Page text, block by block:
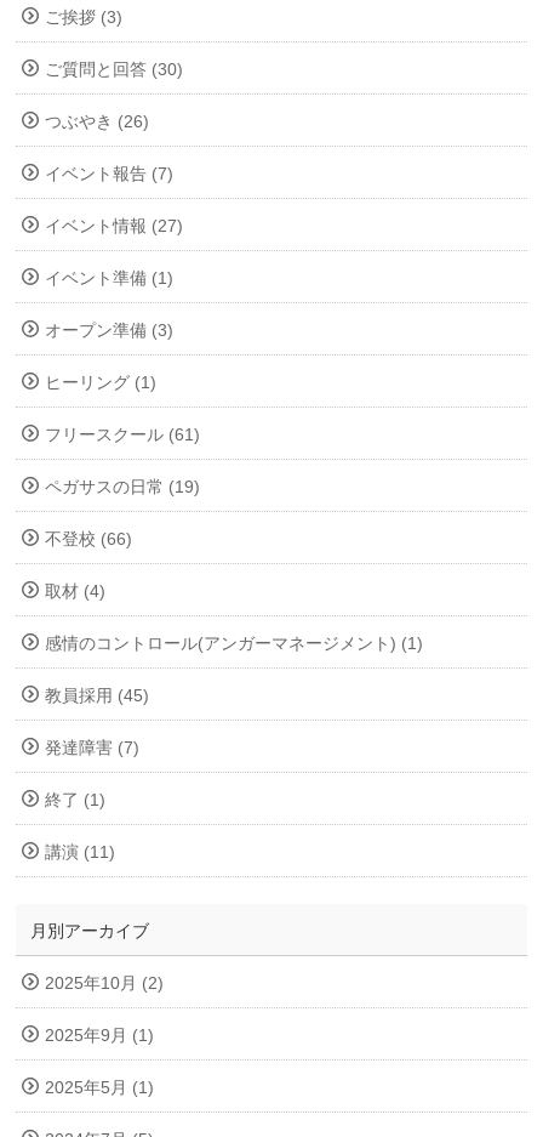
ご挨拶 (3)
ご質問と回答 (30)
つぶやき (26)
イベント報告 (7)
イベント情報 (27)
イベント準備 (1)
オープン準備 (3)
ヒーリング (1)
フリースクール (61)
ペガサスの日常 (19)
不登校 (66)
取材 (4)
感情のコントロール(アンガーマネージメント) (1)
教員採用 (45)
発達障害 (7)
終了 (1)
講演 (11)
月別アーカイブ
2025年10月 (2)
2025年9月 (1)
2025年5月 (1)